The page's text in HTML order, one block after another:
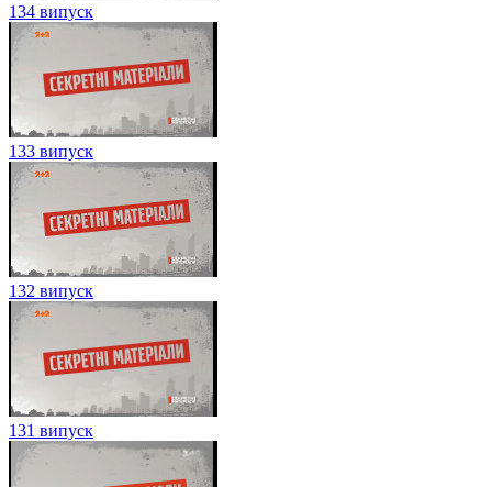
134 випуск
133 випуск
132 випуск
131 випуск